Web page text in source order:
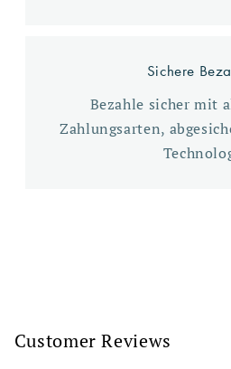
Sichere
Bezahle sicher mit
Zahlungsarten,
Customer Reviews